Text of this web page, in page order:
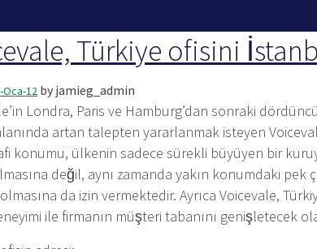
Türkiye ofisini
Oca-12 by jamieg_admin
Londra, Paris ve Hamburg’dan sonraki
artan talepten yararlanmak isteyen
konumu, ülkenin sadece sürekli büyüyen bir
değil, aynı zamanda yakın konumdaki
da izin vermektedir. Ayrıca Voicevale,
ile firmanın müşteri tabanını genişletecek